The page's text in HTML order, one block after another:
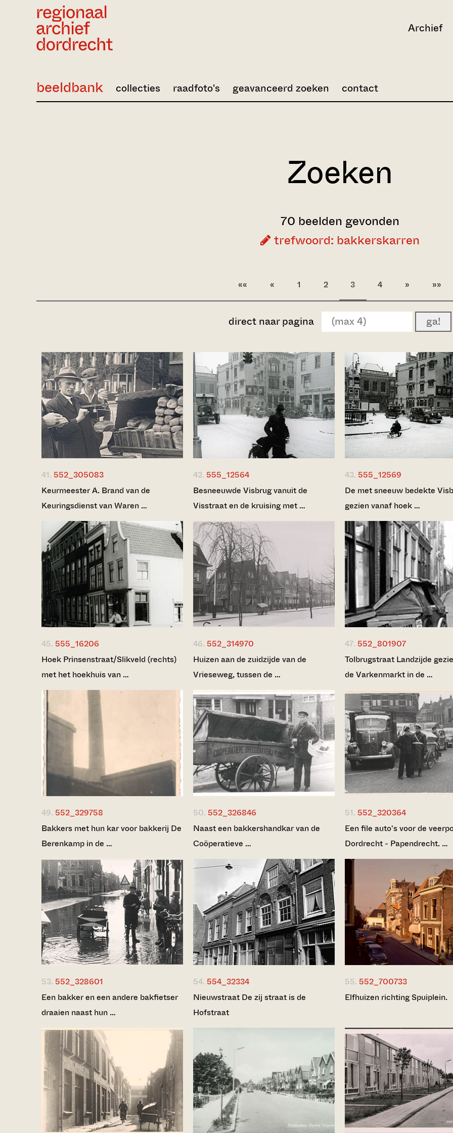
Archief
beeldbank collecties raadfoto's geavanceerd zoeken contact
Zoeken
70 beelden gevonden
trefwoord: bakkerskarren
«« « 1 2 3 4 » »»
direct naar pagina ga!
41. 552_305083
Keurmeester A. Brand van de
Keuringsdienst van Waren …
42. 555_12564
Besneeuwde Visbrug vanuit de
Visstraat en de kruising met …
43. 555_12569
De met sneeuw bedekte
gezien vanaf hoek …
45. 555_16206
Hoek Prinsenstraat/Slikveld (rechts)
met het hoekhuis van …
46. 552_314970
Huizen aan de zuidzijde van de
Vrieseweg, tussen de …
47. 552_801907
Tolbrugstraat Landzijde
de Varkenmarkt in de …
49. 552_329758
Bakkers met hun kar voor bakkerij De
Berenkamp in de …
50. 552_326846
Naast een bakkershandkar van de
Coöperatieve …
51. 552_320364
Een file auto's voor de
Dordrecht - Papendrecht. …
53. 552_328601
Een bakker en een andere bakfietser
draaien naast hun …
54. 554_32334
Nieuwstraat De zij straat is de
Hofstraat
55. 552_700733
Elfhuizen richting Spuiplein.